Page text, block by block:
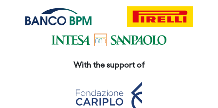
With the support of